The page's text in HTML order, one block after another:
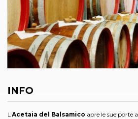
INFO
L’Acetaia del Balsamico apre le sue porte